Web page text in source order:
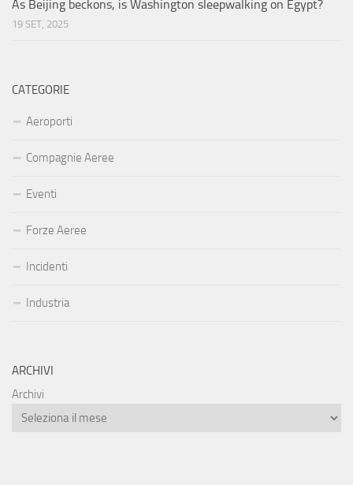
As Beijing beckons, is Washington sleepwalking on Egypt?
19 SET, 2025
CATEGORIE
Aeroporti
Compagnie Aeree
Eventi
Forze Aeree
Incidenti
Industria
ARCHIVI
Archivi